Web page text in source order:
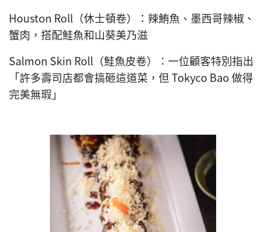
Houston Roll（休士頓卷）：辣鮪魚、墨西哥辣椒、
蟹肉，搭配鮭魚和山葵美乃滋
Salmon Skin Roll（鮭魚皮卷）：一位顧客特別指出
「許多壽司店都會搞砸這道菜，但 Tokyco Bao 做得
完美無瑕」